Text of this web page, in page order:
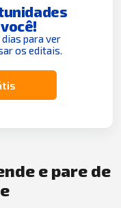
para ver
os editais.
e pare de